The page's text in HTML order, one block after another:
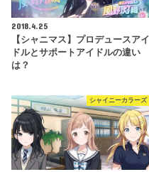
2018.4.25
【シャニマス】プロデュースアイ
ドルとサポートアイドルの違い
は？
シャイニーカラーズ